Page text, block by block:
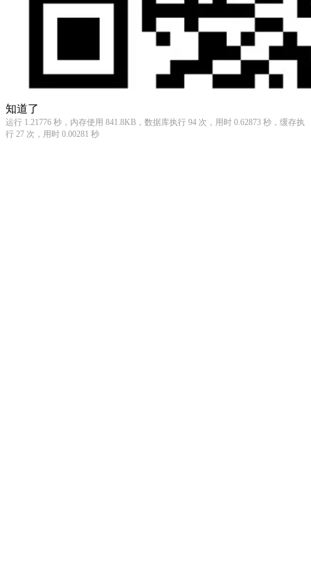
知道了
运行 1.21776 秒，内存使用 841.8KB，数据库执行 94 次，用时 0.62873 秒，缓存执
行 27 次，用时 0.00281 秒